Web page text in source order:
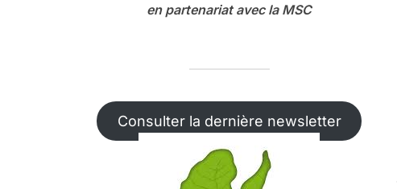
en partenariat avec la MSC
Consulter la dernière newsletter